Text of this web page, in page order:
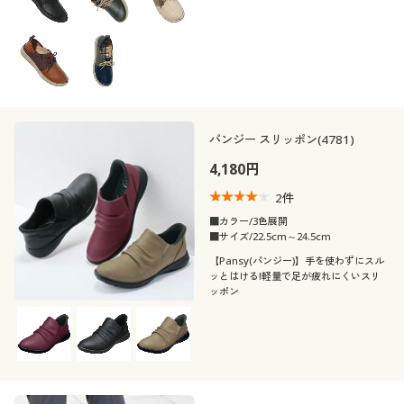
パンジー スリッポン(4781)
4,180円
2件
■カラー/3色展開
■サイズ/22.5cm～24.5cm
【Pansy(パンジー)】手を使わずにスル
ッとはける!軽量で足が疲れにくいスリ
ッポン